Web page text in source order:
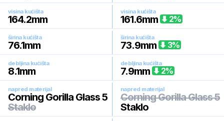
visina kućišta
164.2mm
visina kućišta
161.6mm 2%
širina kućišta
76.1mm
širina kućišta
73.9mm 3%
debljina kućišta
8.1mm
debljina kućišta
7.9mm 2%
napred materijal
Corning Gorilla Glass 5
Staklo
napred materijal
Corning Gorilla Glass 5
Staklo